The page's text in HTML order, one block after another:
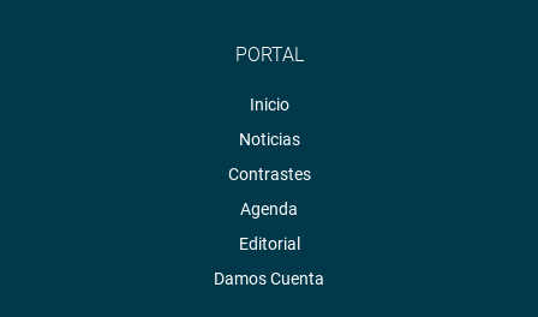
PORTAL
Inicio
Noticias
Contrastes
Agenda
Editorial
Damos Cuenta